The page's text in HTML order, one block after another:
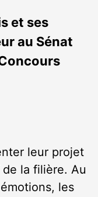
et ses
au Sénat
leur projet
la filière. Au
les